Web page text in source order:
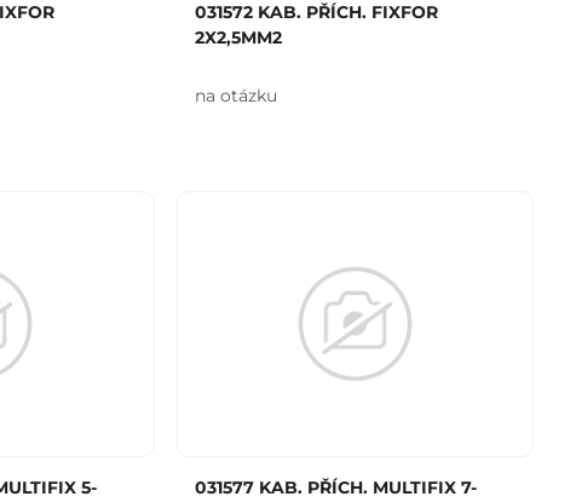
031572 KAB. PŘÍCH. FIXFOR
2X2,5MM2
na otázku
5- 031577 KAB. PŘÍCH. MULTIFIX 7-